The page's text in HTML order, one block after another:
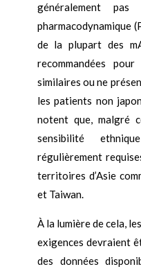
généralement pas
pharmacodynamique
de la plupart des
recommandées
similaires ou ne
les patients non
notent que, malgré
sensibilité
régulièrement
territoires d’Asie
et Taiwan.
À la lumière de cela,
exigences devraient
des données